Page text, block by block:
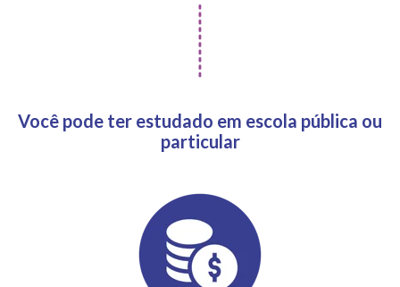
Você pode ter estudado em escola pública ou
particular